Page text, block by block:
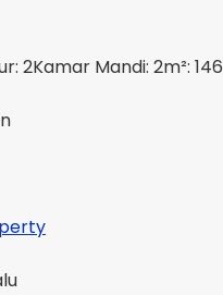
2Kamar Mandi: 2m²: 146